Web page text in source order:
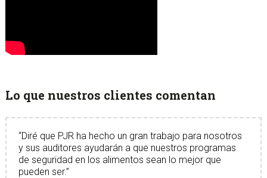
Lo que nuestros clientes comentan
Diré que PJR ha hecho un gran trabajo para nosotros
y sus auditores ayudarán a que nuestros programas
de seguridad en los alimentos sean lo mejor que
pueden ser.